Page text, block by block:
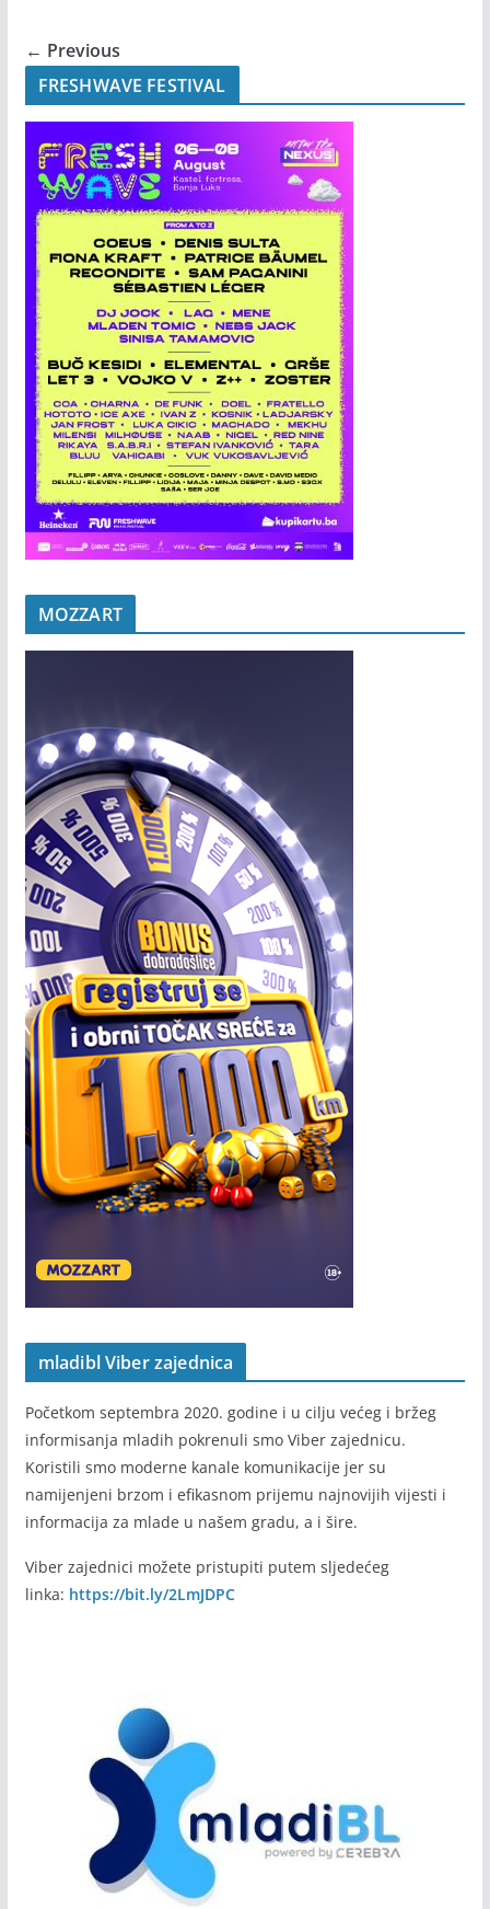
← Previous
FRESHWAVE FESTIVAL
MOZZART
mladibl Viber zajednica
Početkom septembra 2020. godine i u cilju većeg i bržeg
informisanja mladih pokrenuli smo Viber zajednicu.
Koristili smo moderne kanale komunikacije jer su
namijenjeni brzom i efikasnom prijemu najnovijih vijesti i
informacija za mlade u našem gradu, a i šire.
Viber zajednici možete pristupiti putem sljedećeg
linka: https://bit.ly/2LmJDPC